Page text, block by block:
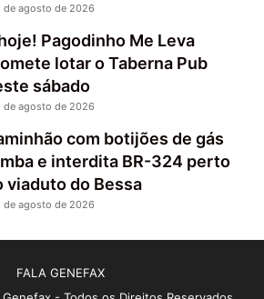
de agosto de 2026
Pagodinho Me Leva
lotar o Taberna Pub
sábado
de agosto de 2026
com botijões de gás
e interdita BR-324 perto
viaduto do Bessa
de agosto de 2026
FALA GENEFAX